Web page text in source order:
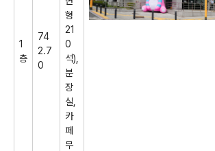
1
층
74
2.7
0
형
21
0
석),
분
장
실
카
페
무